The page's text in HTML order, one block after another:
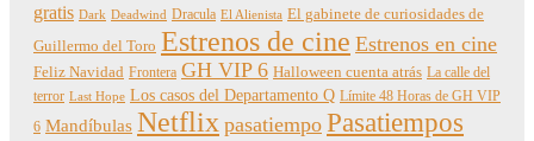
gratis Dark Deadwind Dracula El Alienista El gabinete de curiosidades de
Guillermo del Toro Estrenos de cine Estrenos en cine
Feliz Navidad Frontera GH VIP 6 Halloween cuenta atrás La calle del
terror Last Hope Los casos del Departamento Q Límite 48 Horas de GH VIP
6 Mandíbulas Netflix pasatiempo Pasatiempos